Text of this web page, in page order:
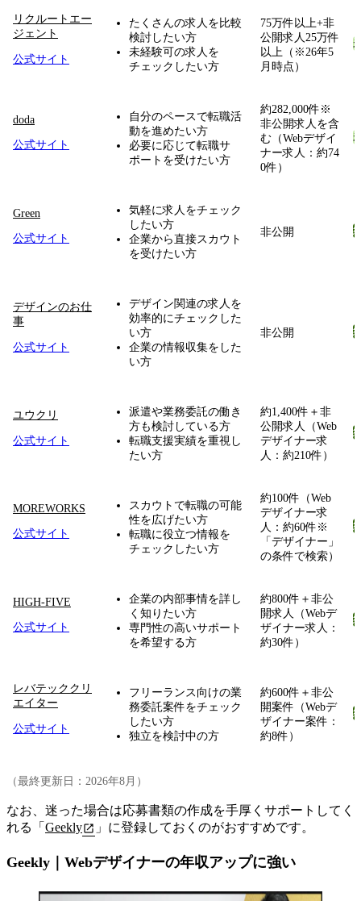
リクルートエー
ジェント
公式サイト
たくさんの求人を比較
検討したい方
未経験可の求人を
チェックしたい方
75万件以上+非
公開求人25万件
以上（※26年5
月時点）
doda
公式サイト
自分のペースで転職活
動を進めたい方
必要に応じて転職サ
ポートを受けたい方
約282,000件※
非公開求人を含
む（Webデザイ
ナー求人：約74
0件）
Green
公式サイト
気軽に求人をチェック
したい方
企業から直接スカウト
を受けたい方
非公開
デザインのお仕
事
公式サイト
デザイン関連の求人を
効率的にチェックした
い方
企業の情報収集をした
い方
非公開
ユウクリ
公式サイト
派遣や業務委託の働き
方も検討している方
転職支援実績を重視し
たい方
約1,400件＋非
公開求人（Web
デザイナー求
人：約210件）
MOREWORKS
公式サイト
スカウトで転職の可能
性を広げたい方
転職に役立つ情報を
チェックしたい方
約100件（Web
デザイナー求
人：約60件※
「デザイナー」
の条件で検索）
HIGH-FIVE
公式サイト
企業の内部事情を詳し
く知りたい方
専門性の高いサポート
を希望する方
約800件＋非公
開求人（Webデ
ザイナー求人：
約30件）
レバテッククリ
エイター
公式サイト
フリーランス向けの業
務委託案件をチェック
したい方
独立を検討中の方
約600件＋非公
開案件（Webデ
ザイナー案件：
約8件）
（最終更新日：2026年8月）
なお、迷った場合は応募書類の作成を手厚くサポートしてく
れる「 Geekly 」に登録しておくのがおすすめです。
Geekly｜Webデザイナーの年収アップに強い